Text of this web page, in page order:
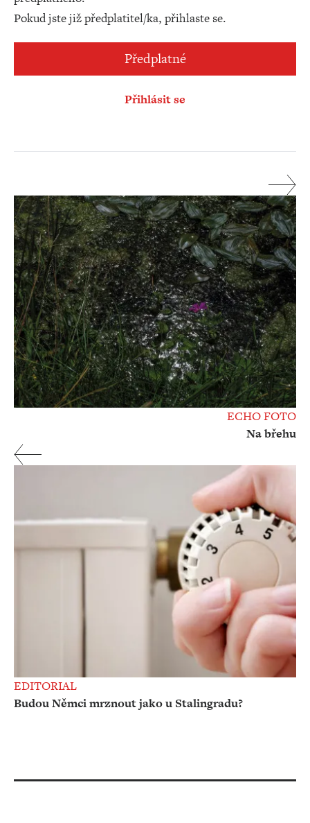
Pokud jste již předplatitel/ka, přihlaste se.
Předplatné
Přihlásit se
ECHO FOTO
Na břehu
EDITORIAL
Budou Němci mrznout jako u Stalingradu?